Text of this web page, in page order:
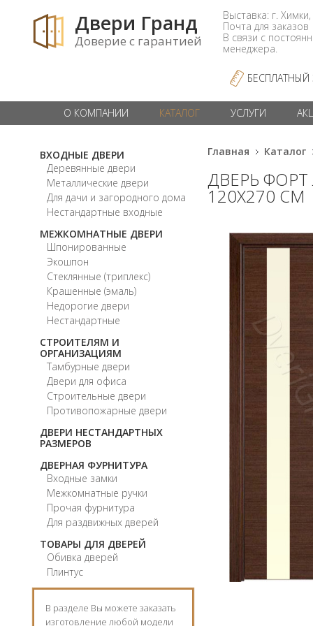
Двери Гранд
Доверие с гарантией
Выставка: г.
Почта для заказов
В связи с
менеджера.
БЕСПЛАТНЫЙ
О КОМПАНИИ КАТАЛОГ УСЛУГИ
ВХОДНЫЕ ДВЕРИ
Деревянные двери
Металлические двери
Для дачи и загородного дома
Нестандартные входные
МЕЖКОМНАТНЫЕ ДВЕРИ
Шпонированные
Экошпон
Стеклянные (триплекс)
Крашенные (эмаль)
Недорогие двери
Нестандартные
СТРОИТЕЛЯМ И
ОРГАНИЗАЦИЯМ
Тамбурные двери
Двери для офиса
Строительные двери
Противопожарные двери
ДВЕРИ НЕСТАНДАРТНЫХ
РАЗМЕРОВ
ДВЕРНАЯ ФУРНИТУРА
Входные замки
Межкомнатные ручки
Прочая фурнитура
Для раздвижных дверей
ТОВАРЫ ДЛЯ ДВЕРЕЙ
Обивка дверей
Плинтус
В разделе Вы можете заказать
изготовление любой модели
Главная Каталог
ДВЕРЬ
120Х270 СМ